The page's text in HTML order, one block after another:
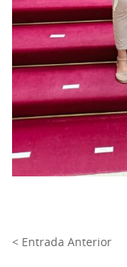
< Entrada Anterior